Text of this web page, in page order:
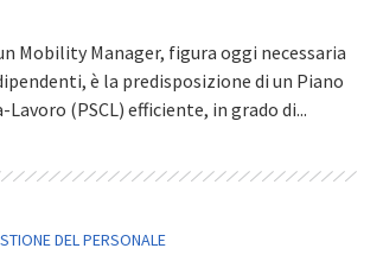
Mobility Manager, figura oggi necessaria
è la predisposizione di un Piano
(PSCL) efficiente, in grado di...
DEL PERSONALE